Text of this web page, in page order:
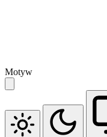
Motyw